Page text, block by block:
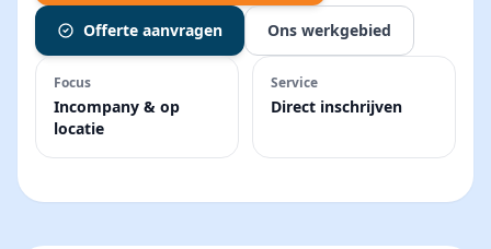
Offerte aanvragen Ons werkgebied
Focus
Incompany & op
locatie
Service
Direct inschrijven